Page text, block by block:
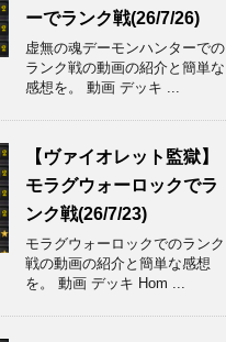
ーでランク戦(26/7/26)
虚無の魂デーモンハンターでの
ランク戦の動画の紹介と簡単な
感想を。 動画 デッキ ...
【ヴァイオレット監獄】
モラグウォーロックでラ
ンク戦(26/7/23)
モラグウォーロックでのランク
戦の動画の紹介と簡単な感想
を。 動画 デッキ Hom ...